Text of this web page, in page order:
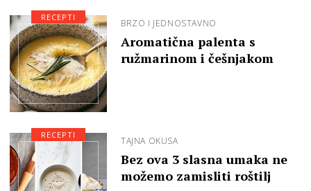
BRZO I JEDNOSTAVNO
Aromatična palenta s
ružmarinom i češnjakom
RECEPTI
TAJNA OKUSA
Bez ova 3 slasna umaka ne
možemo zamisliti roštilj
RECEPTI